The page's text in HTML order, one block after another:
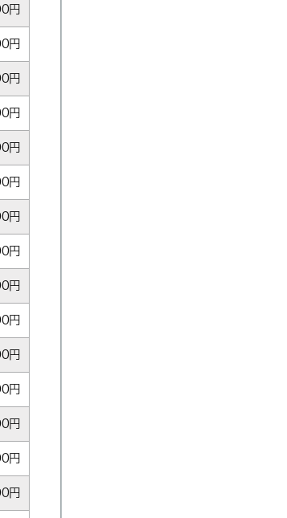
円
円
円
円
円
円
円
円
円
円
円
円
円
円
円